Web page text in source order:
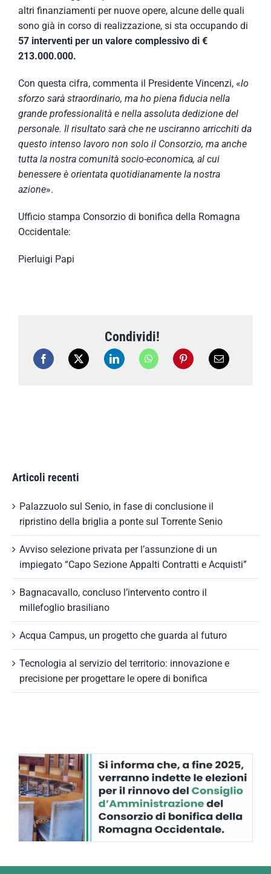
altri finanziamenti per nuove opere, alcune delle quali
sono già in corso di realizzazione, si sta occupando di
57 interventi per un valore complessivo di €
213.000.000.
Con questa cifra, commenta il Presidente Vincenzi, «lo
sforzo sarà straordinario, ma ho piena fiducia nella
grande professionalità e nella assoluta dedizione del
personale. Il risultato sarà che ne usciranno arricchiti da
questo intenso lavoro non solo il Consorzio, ma anche
tutta la nostra comunità socio-economica, al cui
benessere è orientata quotidianamente la nostra
azione».
Ufficio stampa Consorzio di bonifica della Romagna
Occidentale:
Pierluigi Papi
Condividi!
Articoli recenti
Palazzuolo sul Senio, in fase di conclusione il
ripristino della briglia a ponte sul Torrente Senio
Avviso selezione privata per l’assunzione di un
impiegato “Capo Sezione Appalti Contratti e Acquisti”
Bagnacavallo, concluso l’intervento contro il
millefoglio brasiliano
Acqua Campus, un progetto che guarda al futuro
Tecnologia al servizio del territorio: innovazione e
precisione per progettare le opere di bonifica